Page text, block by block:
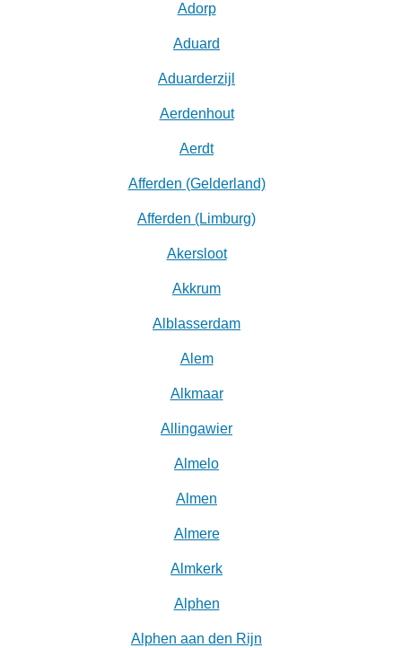
Adorp
Aduard
Aduarderzijl
Aerdenhout
Aerdt
Afferden (Gelderland)
Afferden (Limburg)
Akersloot
Akkrum
Alblasserdam
Alem
Alkmaar
Allingawier
Almelo
Almen
Almere
Almkerk
Alphen
Alphen aan den Rijn